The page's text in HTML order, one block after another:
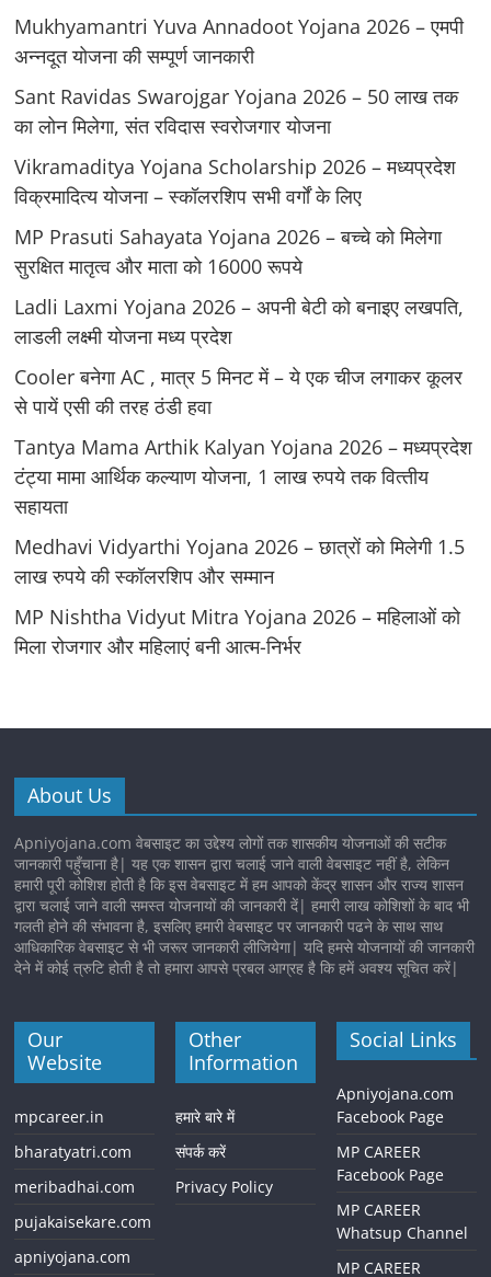
Mukhyamantri Yuva Annadoot Yojana 2026 – एमपी
अन्नदूत योजना की सम्पूर्ण जानकारी
Sant Ravidas Swarojgar Yojana 2026 – 50 लाख तक
का लोन मिलेगा, संत रविदास स्वरोजगार योजना
Vikramaditya Yojana Scholarship 2026 – मध्‍यप्रदेश
विक्रमादित्‍य योजना – स्‍कॉलरशिप सभी वर्गों के लिए
MP Prasuti Sahayata Yojana 2026 – बच्चे को मिलेगा
सुरक्षित मातृत्व और माता को 16000 रूपये
Ladli Laxmi Yojana 2026 – अपनी बेटी को बनाइए लखपति,
लाडली लक्ष्मी योजना मध्य प्रदेश
Cooler बनेगा AC , मात्र 5 मिनट में – ये एक चीज लगाकर कूलर
से पायें एसी की तरह ठंडी हवा
Tantya Mama Arthik Kalyan Yojana 2026 – मध्‍यप्रदेश
टंट्या मामा आर्थिक कल्‍याण योजना, 1 लाख रुपये तक वित्‍तीय
सहायता
Medhavi Vidyarthi Yojana 2026 – छात्रों को मिलेगी 1.5
लाख रुपये की स्कॉलरशिप और सम्मान
MP Nishtha Vidyut Mitra Yojana 2026 – महिलाओं को
मिला रोजगार और महिलाएं बनी आत्म-निर्भर
About Us
Apniyojana.com वेबसाइट का उद्देश्य लोगों तक शासकीय योजनाओं की सटीक
जानकारी पहुँचाना है| यह एक शासन द्वारा चलाई जाने वाली वेबसाइट नहीं है, लेकिन
हमारी पूरी कोशिश होती है कि इस वेबसाइट में हम आपको केंद्र शासन और राज्य शासन
द्वारा चलाई जाने वाली समस्त योजनायों की जानकारी दें| हमारी लाख कोशिशों के बाद भी
गलती होने की संभावना है, इसलिए हमारी वेबसाइट पर जानकारी पढने के साथ साथ
आधिकारिक वेबसाइट से भी जरूर जानकारी लीजियेगा| यदि हमसे योजनायों की जानकारी
देने में कोई त्रुटि होती है तो हमारा आपसे प्रबल आग्रह है कि हमें अवश्य सूचित करें|
Our
Website
mpcareer.in
bharatyatri.com
meribadhai.com
pujakaisekare.com
apniyojana.com
Other
Information
हमारे बारे में
संपर्क करें
Privacy Policy
Social Links
Apniyojana.com
Facebook Page
MP CAREER
Facebook Page
MP CAREER
Whatsup Channel
MP CAREER